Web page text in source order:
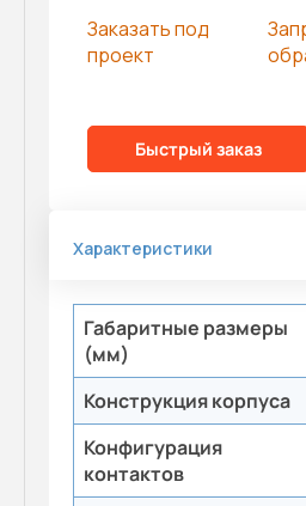
Заказать под
проект
Быстрый заказ
Характеристики
Габаритные размеры
(мм)
Конструкция корпуса
Конфигурация
контактов